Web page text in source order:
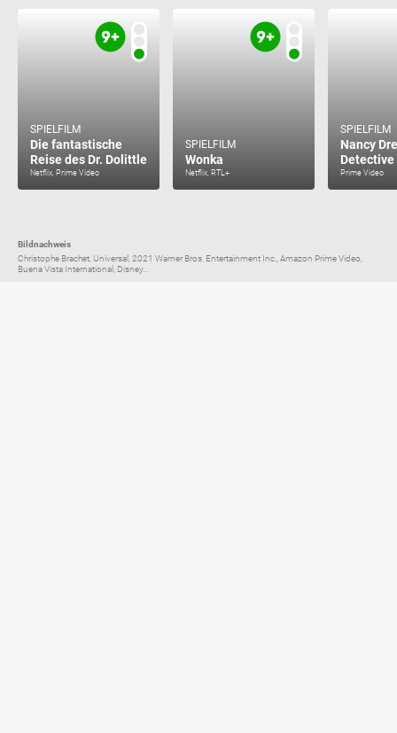
SPIELFILM
Die fantastische
Reise des Dr. Dolittle
Netflix, Prime Video
SPIELFILM
Wonka
Netflix, RTL+
SPIELFILM
Nancy
Detective
Prime Video
Bildnachweis
Christophe Brachet, Universal, 2021 Warner Bros. Entertainment Inc., Amazon Prime Video,
Buena Vista International, Disney...